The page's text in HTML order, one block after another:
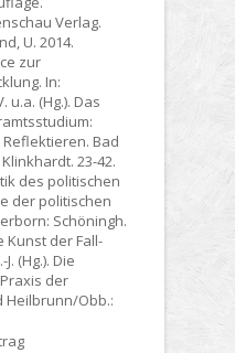
Verlag.
U. 2014.
zur
In:
u.a. (Hg.). Das
Bad
23-42.
des politischen
der politischen
Schöningh.
Kunst der Fall-
(Hg.). Die
der
Heilbrunn/Obb.: